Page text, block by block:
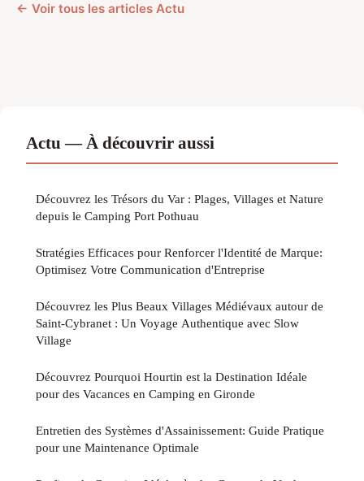
← Voir tous les articles Actu
Actu — À découvrir aussi
Découvrez les Trésors du Var : Plages, Villages et Nature
depuis le Camping Port Pothuau
Stratégies Efficaces pour Renforcer l'Identité de Marque:
Optimisez Votre Communication d'Entreprise
Découvrez les Plus Beaux Villages Médiévaux autour de
Saint-Cybranet : Un Voyage Authentique avec Slow
Village
Découvrez Pourquoi Hourtin est la Destination Idéale
pour des Vacances en Camping en Gironde
Entretien des Systèmes d'Assainissement: Guide Pratique
pour une Maintenance Optimale